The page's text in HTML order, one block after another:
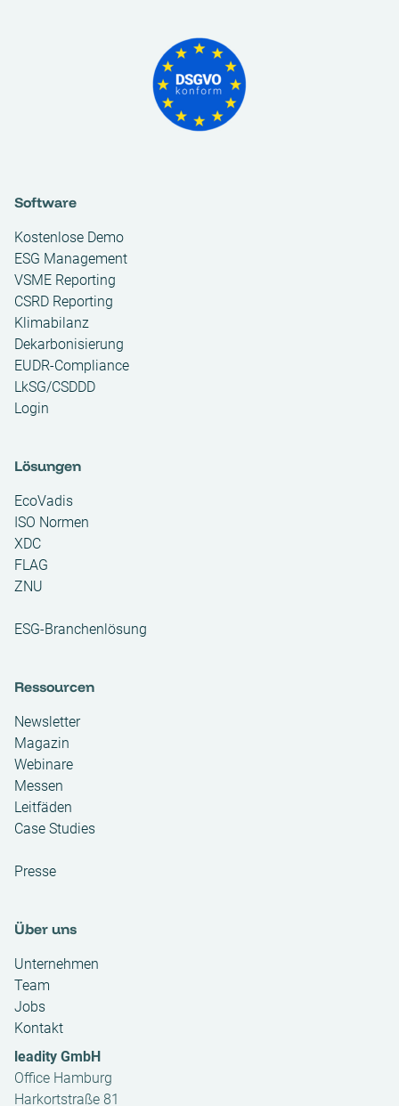
Software
Kostenlose Demo
ESG Management
VSME Reporting
CSRD Reporting
Klimabilanz
Dekarbonisierung
EUDR-Compliance
LkSG/CSDDD
Login
Lösungen
EcoVadis
ISO Normen
XDC
FLAG
ZNU
ESG-Branchenlösung
Ressourcen
Newsletter
Magazin
Webinare
Messen
Leitfäden
Case Studies
Presse
Über uns
Unternehmen
Team
Jobs
Kontakt
leadity GmbH
Office Hamburg
Harkortstraße 81